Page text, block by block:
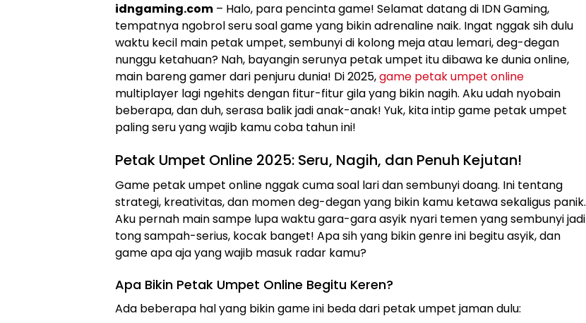
idngaming.com – Halo, para pencinta game! Selamat datang di IDN Gaming,
tempatnya ngobrol seru soal game yang bikin adrenaline naik. Ingat nggak sih dulu
waktu kecil main petak umpet, sembunyi di kolong meja atau lemari, deg-degan
nunggu ketahuan? Nah, bayangin serunya petak umpet itu dibawa ke dunia online,
main bareng gamer dari penjuru dunia! Di 2025,game petak umpet online
multiplayer lagi ngehits dengan fitur-fitur gila yang bikin nagih. Aku udah nyobain
beberapa, dan duh, serasa balik jadi anak-anak! Yuk, kita intip game petak umpet
paling seru yang wajib kamu coba tahun ini!
Petak Umpet Online 2025: Seru, Nagih, dan Penuh Kejutan!
Game petak umpet online nggak cuma soal lari dan sembunyi doang. Ini tentang
strategi, kreativitas, dan momen deg-degan yang bikin kamu ketawa sekaligus panik.
Aku pernah main sampe lupa waktu gara-gara asyik nyari temen yang sembunyi jadi
tong sampah-serius, kocak banget! Apa sih yang bikin genre ini begitu asyik, dan
game apa aja yang wajib masuk radar kamu?
Apa Bikin Petak Umpet Online Begitu Keren?
Ada beberapa hal yang bikin game ini beda dari petak umpet jaman dulu: